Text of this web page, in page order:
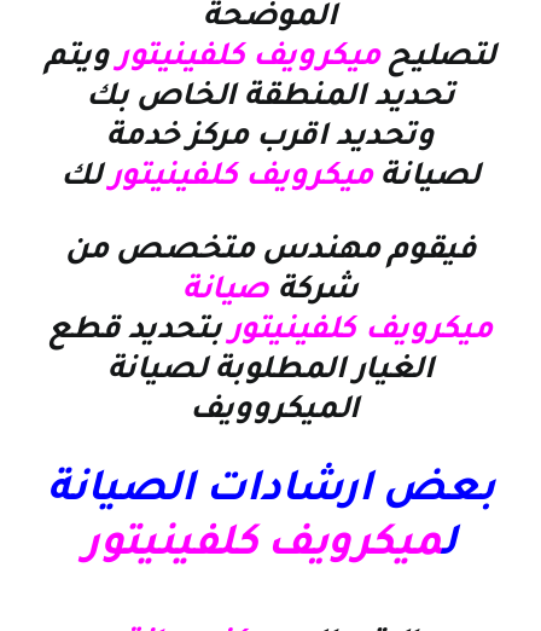
الموضحة
لتصليحميكرويف كلفينيتور ويتم
تحديد المنطقة الخاص بك
وتحديد اقرب مركز خدمة
لصيانة ميكرويف كلفينيتورلك
فيقوم مهندس متخصص من
شركة صيانة
ميكرويف كلفينيتوربتحديد قطع
الغيار المطلوبة لصيانة
الميكروويف
بعض ارشادات الصيانة
لميكرويف كلفينيتور